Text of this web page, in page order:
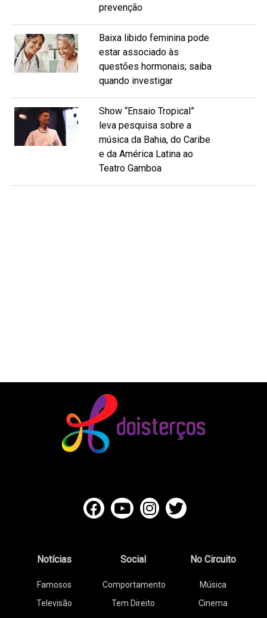
prevenção
Baixa libido feminina pode
estar associado às
questões hormonais; saiba
quando investigar
Show “Ensaio Tropical”
leva pesquisa sobre a
música da Bahia, do Caribe
e da América Latina ao
Teatro Gamboa
Notícias
Famosos
Televisão
Social
Comportamento
Tem Direito
No Circuito
Música
Cinema